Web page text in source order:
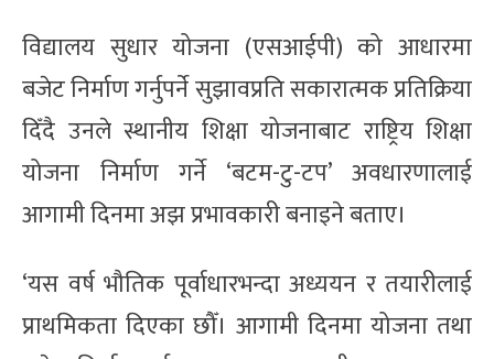
विद्यालय सुधार योजना (एसआईपी) को आधारमा
बजेट निर्माण गर्नुपर्ने सुझावप्रति सकारात्मक प्रतिक्रिया
दिँदै उनले स्थानीय शिक्षा योजनाबाट राष्ट्रिय शिक्षा
योजना निर्माण गर्ने ‘बटम-टु-टप’ अवधारणालाई
आगामी दिनमा अझ प्रभावकारी बनाइने बताए।
‘यस वर्ष भौतिक पूर्वाधारभन्दा अध्ययन र तयारीलाई
प्राथमिकता दिएका छौँ। आगामी दिनमा योजना तथा